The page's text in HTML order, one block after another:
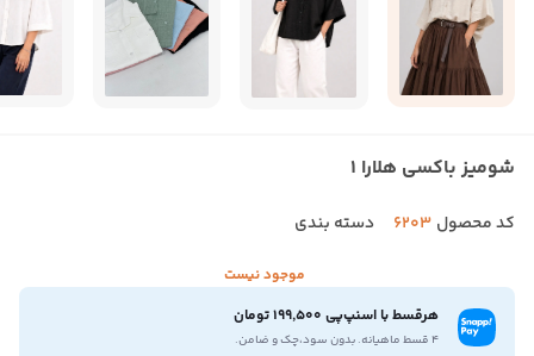
شومیز باکسی هلارا 1
کد محصول 6203 دسته بندی
موجود نیست
هرقسط با اسنپ‌پی 199,500 تومان
۴ قسط ماهیانه. بدون سود،چک و ضامن.